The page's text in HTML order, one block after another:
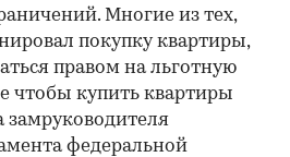
Многие из тех,
покупку квартиры,
правом на льготную
чтобы купить квартиры
замруководителя
федеральной